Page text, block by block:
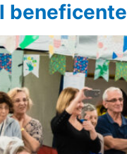
beneficente